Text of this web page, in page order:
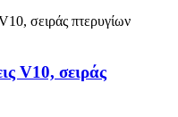
V10, σειράς